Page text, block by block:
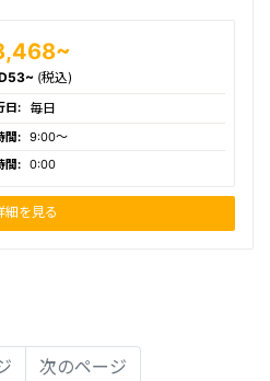
(税込)
日: 毎日
間: 9:00〜
間: 0:00
細を見る
次のページ